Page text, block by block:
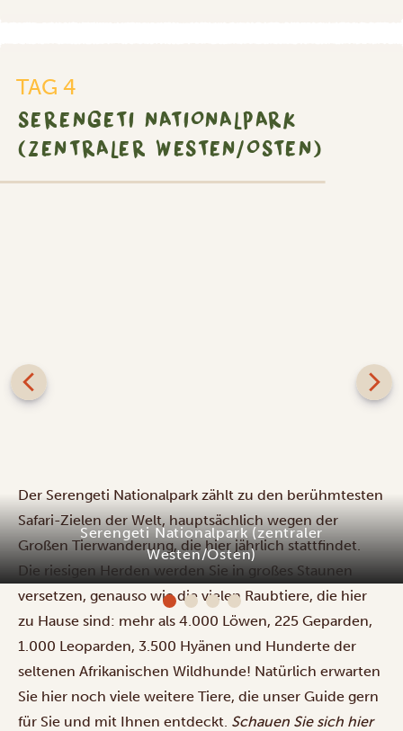
TAG 4
SERENGETI NATIONALPARK
(ZENTRALER WESTEN/OSTEN)
Serengeti Sound of Silence Tented Camp
Der Serengeti Nationalpark zählt zu den berühmtesten
Safari-Zielen der Welt, hauptsächlich wegen der
Großen Tierwanderung, die hier jährlich stattfindet.
Die riesigen Herden werden Sie in großes Staunen
versetzen, genauso wie die vielen Raubtiere, die hier
zu Hause sind: mehr als 4.000 Löwen, 225 Geparden,
1.000 Leoparden, 3.500 Hyänen und Hunderte der
seltenen Afrikanischen Wildhunde! Natürlich erwarten
Sie hier noch viele weitere Tiere, die unser Guide gern
für Sie und mit Ihnen entdeckt. Schauen Sie sich hier